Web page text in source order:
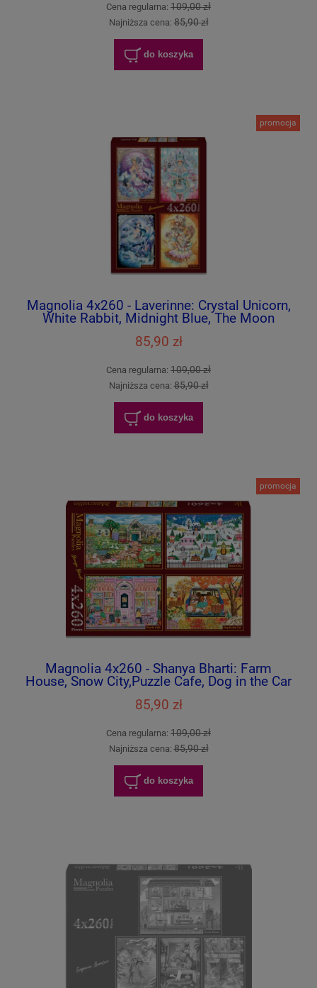
Cena regularna: 109,00 zł
Najniższa cena:85,90 zł
do koszyka
Magnolia 4x260 - Laverinne: Crystal Unicorn,
White Rabbit, Midnight Blue, The Moon
85,90 zł
Cena regularna: 109,00 zł
Najniższa cena:85,90 zł
do koszyka
promocja
Magnolia 4x260 - Shanya Bharti: Farm
House, Snow City,Puzzle Cafe, Dog in the Car
85,90 zł
Cena regularna: 109,00 zł
Najniższa cena:85,90 zł
do koszyka
promocja